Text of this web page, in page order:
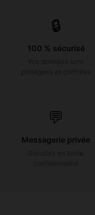
🔒
100 % sécurisé
💬
Messagerie privée